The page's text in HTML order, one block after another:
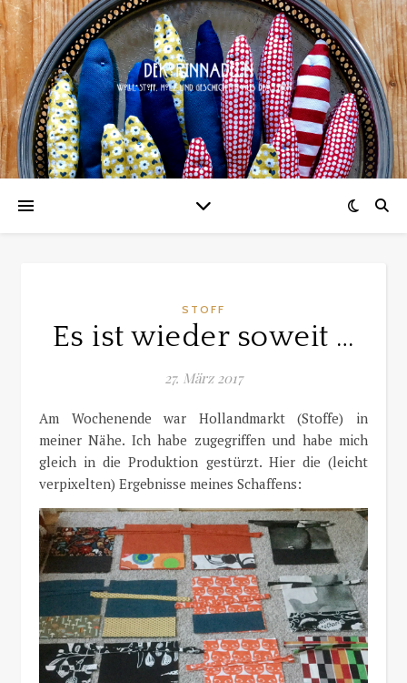
STOFF
Es ist wieder soweit …
27. März 2017
Am Wochenende war Hollandmarkt (Stoffe) in
meiner Nähe. Ich habe zugegriffen und habe mich
gleich in die Produktion gestürzt. Hier die (leicht
verpixelten) Ergebnisse meines Schaffens: